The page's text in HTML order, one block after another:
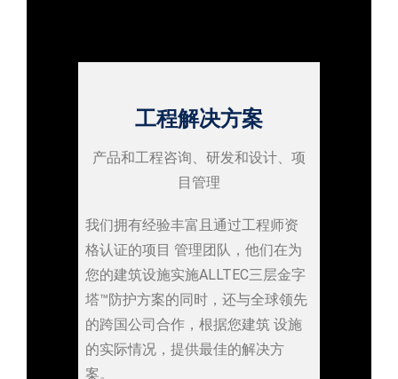
工程解决方案
产品和工程咨询、研发和设计、项
目管理
我们拥有经验丰富且通过工程师资
格认证的项目 管理团队，他们在为
您的建筑设施实施ALLTEC三层金字
塔™防护方案的同时，还与全球领先
的跨国公司合作，根据您建筑 设施
的实际情况，提供最佳的解决方
案。